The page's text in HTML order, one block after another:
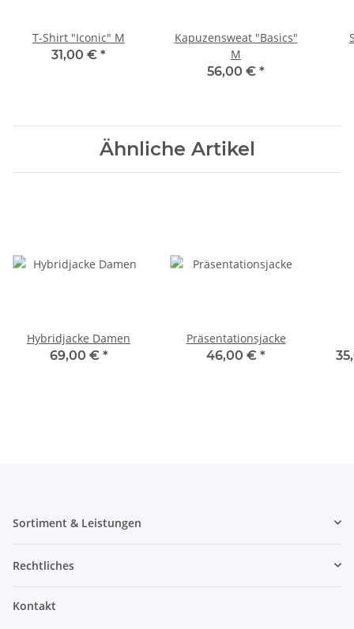
T-Shirt "Iconic" M
31,00 € *
Kapuzensweat "Basics"
M
56,00 € *
Ähnliche Artikel
Hybridjacke Damen
69,00 € *
Präsentationsjacke
46,00 € *
Sortiment & Leistungen
Rechtliches
Kontakt